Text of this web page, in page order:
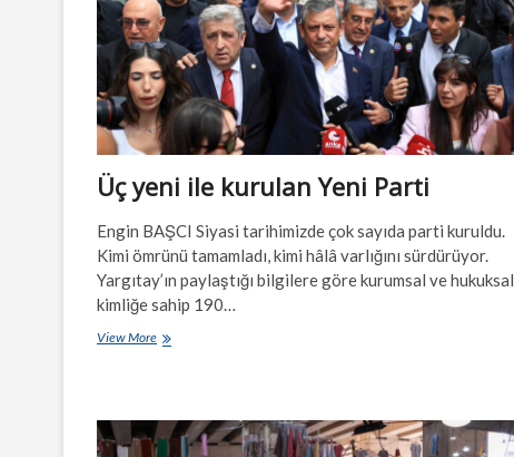
Üç yeni ile kurulan Yeni Parti
Engin BAŞCI Siyasi tarihimizde çok sayıda parti kuruldu.
Kimi ömrünü tamamladı, kimi hâlâ varlığını sürdürüyor.
Yargıtay’ın paylaştığı bilgilere göre kurumsal ve hukuksal
kimliğe sahip 190…
View MoreÜç
Yeni
Parti